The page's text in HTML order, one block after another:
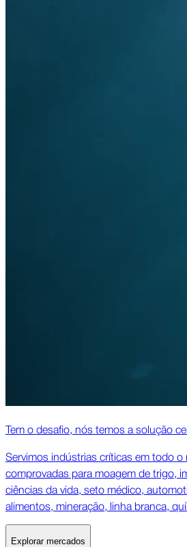
Tem o desafio, nós temos a solução
Servimos indústrias críticas em todo
comprovadas para moagem de trigo,
ciências da vida, seto médico,
alimentos, mineração, linha branca,
Explorar mercados